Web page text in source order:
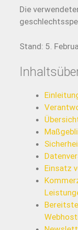
Die
Stand: 5.
Einsatz